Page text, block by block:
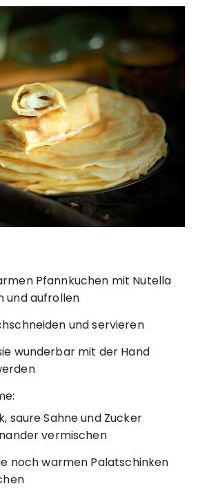
Pfannkuchen mit Nutella
und aufrollen
und servieren
wunderbar mit der Hand
saure Sahne und Zucker
vermischen
noch warmen Palatschinken